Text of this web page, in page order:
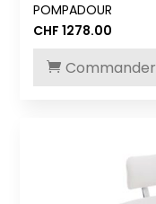
POMPADOUR
CHF 1278.00
Commander